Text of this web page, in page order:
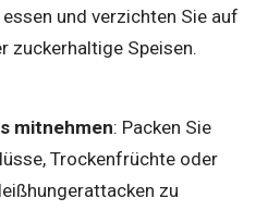
und verzichten Sie auf
zuckerhaltige Speisen.
mitnehmen: Packen Sie
Trockenfrüchte oder
zu